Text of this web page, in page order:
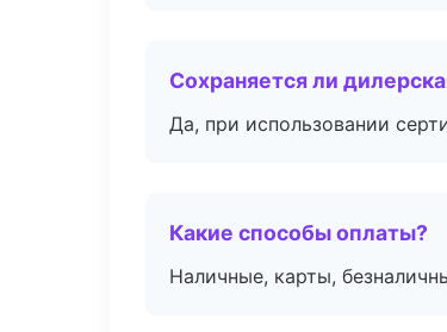
Сохраняется ли
Да, при использовании
Какие способы оплаты?
Наличные, карты,